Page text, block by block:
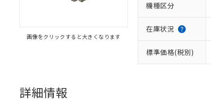
画像をクリックすると大きくなります
機種区分
在庫状況
標準価格(税別)
詳細情報